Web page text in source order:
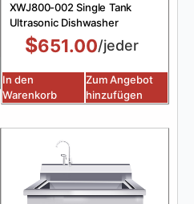
XWJ800-002 Single Tank
Ultrasonic Dishwasher
$651.00/jeder
In den
Warenkorb
Zum Angebot
hinzufügen